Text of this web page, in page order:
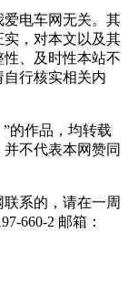
电车网无关。其
实，对本文以及其
、及时性本站不
行核实相关内
的作品，均转载
不代表本网赞同
系的，请在一周
660-2 邮箱：